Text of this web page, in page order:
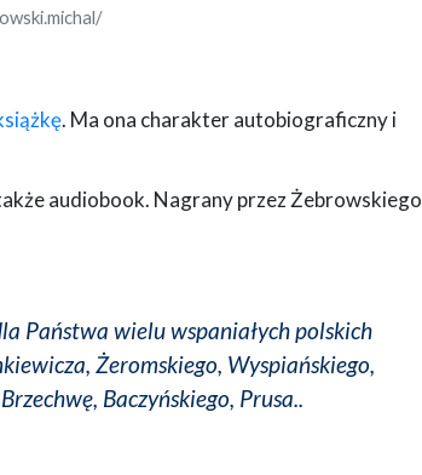
. Ma ona charakter autobiograficzny i
audiobook. Nagrany przez Żebrowskiego
Państwa wielu wspaniałych polskich
Żeromskiego, Wyspiańskiego,
Baczyńskiego, Prusa..